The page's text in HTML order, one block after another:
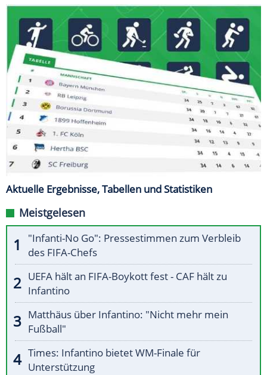
Aktuelle Ergebnisse, Tabellen und Statistiken
Meistgelesen
"Infanti-No Go": Pressestimmen zum Verbleib
des FIFA-Chefs
UEFA hält an FIFA-Boykott fest - CAF hält zu
Infantino
Matthäus über Infantino: "Nicht mehr mein
Fußball"
Times: Infantino bietet WM-Finale für
Unterstützung